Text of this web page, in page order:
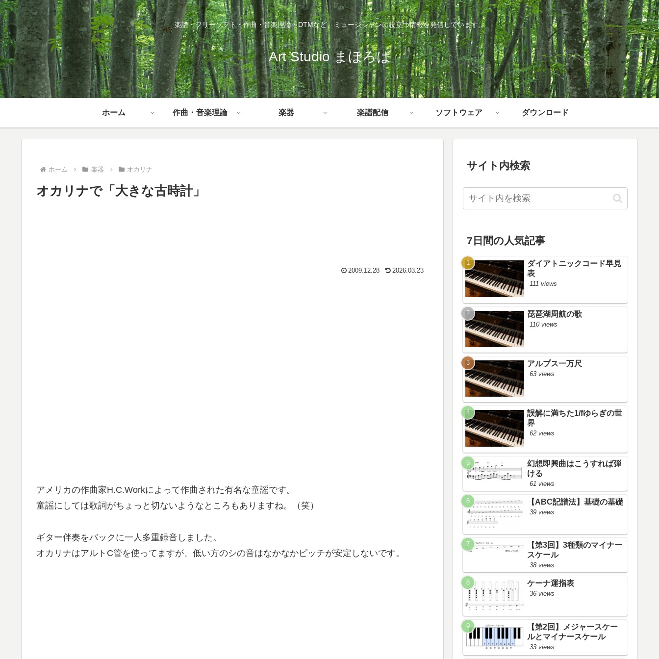
楽譜・フリーソフト・作曲・音楽理論・DTMなど、ミュージシャンに役立つ情報を発信しています。
Art Studio まほろば
ホーム 作曲・音楽理論 楽器 楽譜配信 ソフトウェア ダウンロード
ホーム 楽器 オカリナ
オカリナで「大きな古時計」
2009.12.28 2026.03.23
アメリカの作曲家H.C.Workによって作曲された有名な童謡です。
童謡にしては歌詞がちょっと切ないようなところもありますね。（笑）
ギター伴奏をバックに一人多重録音しました。
オカリナはアルトC管を使ってますが、低い方のシの音はなかなかピッチが安定しないです。
サイト内検索
7日間の人気記事
ダイアトニックコード早見
表
111 views
琵琶湖周航の歌
110 views
アルプス一万尺
63 views
誤解に満ちた1/fゆらぎの世
界
62 views
幻想即興曲はこうすれば弾
ける
61 views
【ABC記譜法】基礎の基礎
39 views
【第3回】3種類のマイナー
スケール
38 views
ケーナ運指表
36 views
【第2回】メジャースケー
ルとマイナースケール
33 views